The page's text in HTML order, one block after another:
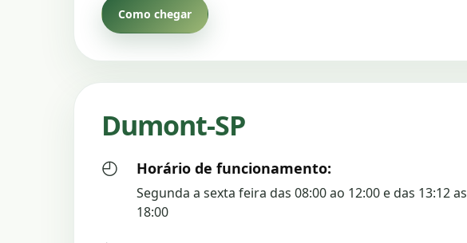
Como chegar
Dumont-SP
◴ Horário de funcionamento:
Segunda a sexta feira das 08:00 ao 12:00 e das 13:12 as
18:00